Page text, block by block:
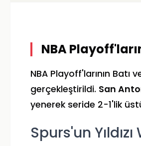
NBA
NBA Playoff'larının Batı
gerçekleştirildi. San
yenerek seride 2-1'lik
Spurs'un